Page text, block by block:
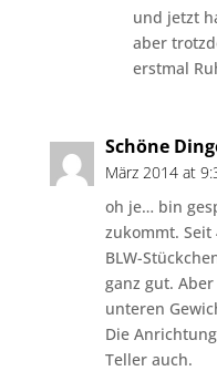
und jetzt
aber
erstmal
Schöne
März 2014 at
oh je… bin
zukommt.
BLW-
ganz gut.
unteren
Die
Teller auch.